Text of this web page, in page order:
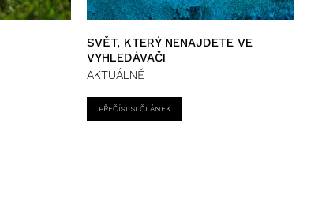
SVĚT, KTERÝ NENAJDETE VE
VYHLEDÁVAČI
AKTUÁLNĚ
PŘEČÍST SI ČLÁNEK